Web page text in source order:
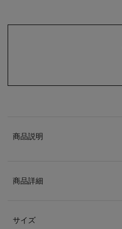
商品説明
商品詳細
サイズ